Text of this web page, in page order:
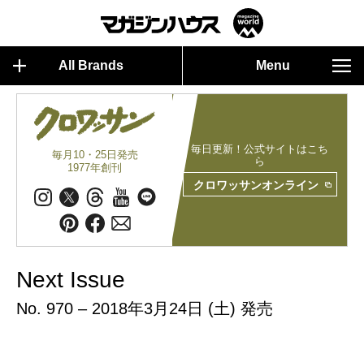
All Brands Menu
毎月10・25日発売
1977年創刊
毎日更新！公式サイトはこち
ら
クロワッサンオンライン
Next Issue
No. 970 – 2018年3月24日 (土) 発売